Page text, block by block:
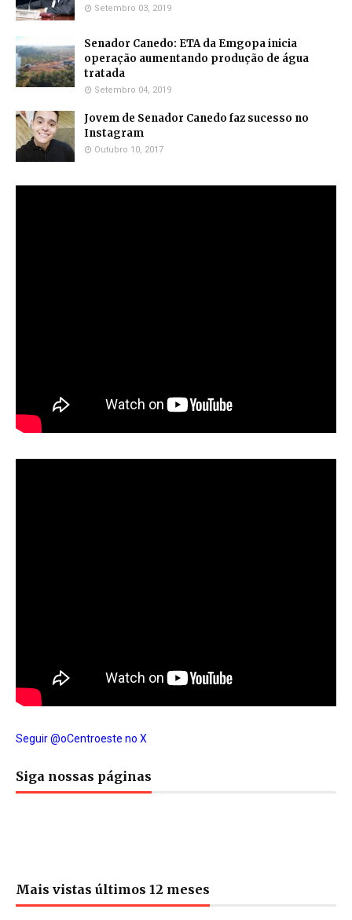
Setembro 03, 2019
Senador Canedo: ETA da Emgopa inicia
operação aumentando produção de água
tratada
Setembro 04, 2019
Jovem de Senador Canedo faz sucesso no
Instagram
Outubro 10, 2017
Seguir @oCentroeste no X
Siga nossas páginas
Mais vistas últimos 12 meses